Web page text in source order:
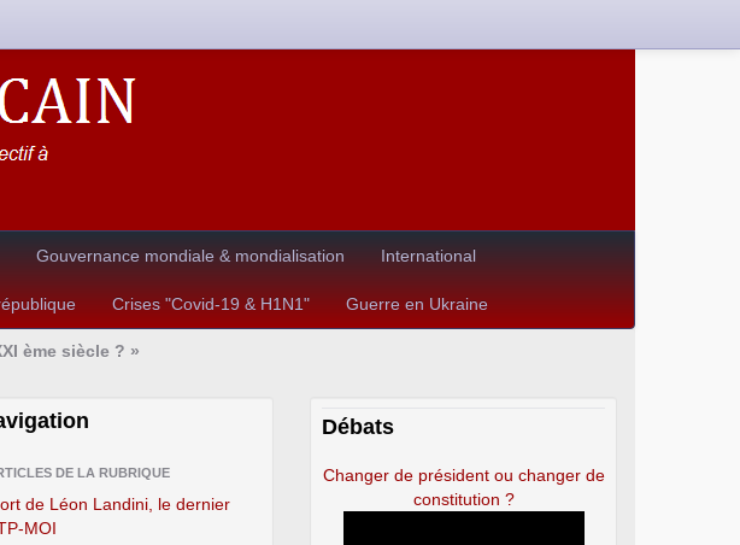
Gouvernance mondiale & mondialisation International
Crises "Covid-19 & H1N1" Guerre en Ukraine
ème siècle ? »
DE LA RUBRIQUE
de Léon Landini, le dernier
MOI
Débats
Changer de président ou changer de
constitution ?